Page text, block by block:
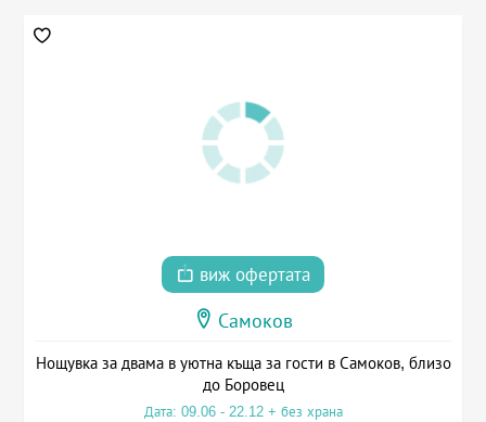
виж офертата
Самоков
Нощувка за двама в уютна къща за гости в Самоков, близо
до Боровец
Дата: 09.06 - 22.12 + без храна